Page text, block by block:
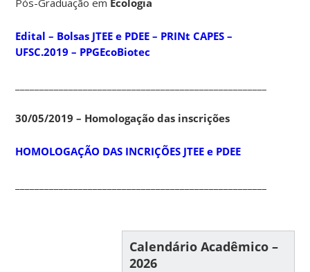
Edital – Bolsas JTEE e PDEE – PRINt CAPES –
UFSC.2019 – PPGEcoBiotec
30/05/2019 – Homologação das inscrições
HOMOLOGAÇÃO DAS INCRIÇÕES JTEE e PDEE
Calendário Acadêmico –
2026